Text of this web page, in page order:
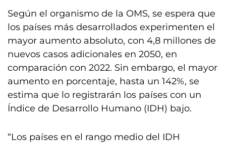
Según el organismo de la OMS, se espera que
los países más desarrollados experimenten el
mayor aumento absoluto, con 4,8 millones de
nuevos casos adicionales en 2050, en
comparación con 2022. Sin embargo, el mayor
aumento en porcentaje, hasta un 142%, se
estima que lo registrarán los países con un
Índice de Desarrollo Humano (IDH) bajo.
“Los países en el rango medio del IDH